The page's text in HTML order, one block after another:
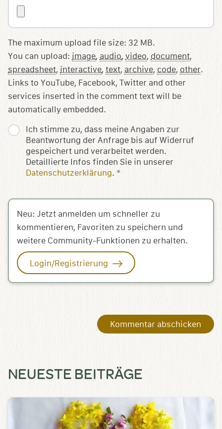
Ich stimme zu, dass meine Angaben zur
Beantwortung der Anfrage bis auf Widerruf
gespeichert und verarbeitet werden.
Detaillierte Infos finden Sie in unserer
Datenschutzerklärung. *
The maximum upload file size: 32 MB.
You can upload: image, audio, video, document,
spreadsheet, interactive, text, archive, code, other.
Links to YouTube, Facebook, Twitter and other
services inserted in the comment text will be
automatically embedded.
Neu: Jetzt anmelden um schneller zu
kommentieren, Favoriten zu speichern und
weitere Community-Funktionen zu erhalten.
Login/Registrierung
NEUESTE BEITRÄGE